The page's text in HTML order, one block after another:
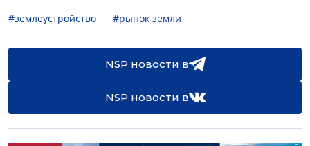
#землеустройство
#рынок земли
NSP новости в
NSP новости в